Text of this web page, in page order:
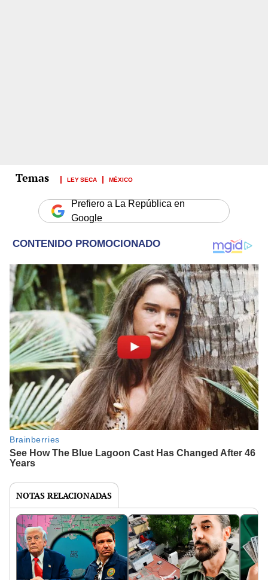
LEY SECA MÉXICO
Prefiero a La República en
Google
NOTAS RELACIONADAS